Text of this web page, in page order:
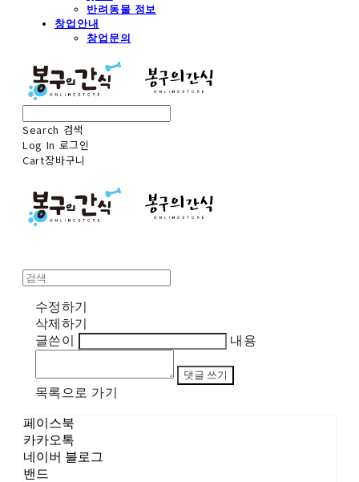
반려동물 정보
창업안내
창업문의
Search 검색
Log In 로그인
Cart장바구니
수정하기
삭제하기
글쓴이
내용
댓글 쓰기
목록으로 가기
페이스북
카카오톡
네이버 블로그
밴드